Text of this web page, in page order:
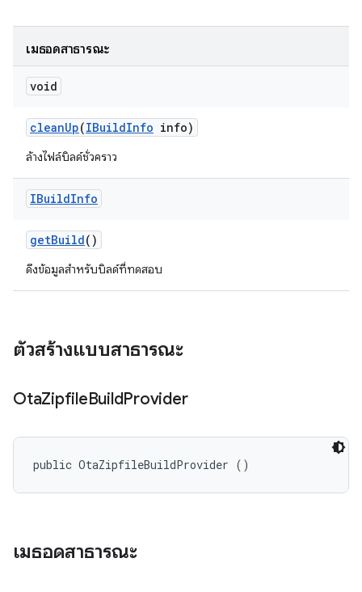
เมธอดสาธารณะ
void
cleanUp(IBuildInfo info)
ล้างไฟล์บิลด์ชั่วคราว
IBuildInfo
getBuild()
ดึงข้อมูลสําหรับบิลด์ที่ทดสอบ
ตัวสร้างแบบสาธารณะ
OtaZipfileBuildProvider
public OtaZipfileBuildProvider ()
เมธอดสาธารณะ